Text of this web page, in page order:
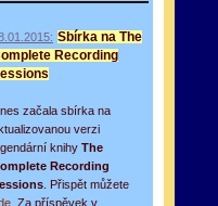
Sbírka na The
Recording
začala sbírka na
verzi
knihy The
Recording
. Přispět můžete
. Za příspěvek v